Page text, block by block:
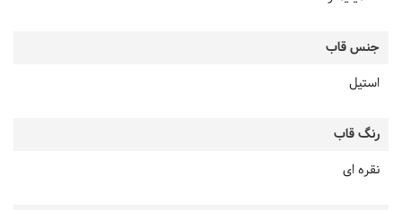
جنس قاب
استیل
رنگ قاب
نقره ای